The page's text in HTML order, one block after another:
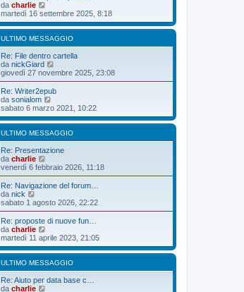
o
a
g
i
o
m
e
s
s
g
g
i
l
i
m
o
m
e
s
a
g
g
i
o
da charlie
e
d
i
u
l
t
i
m
o
m
e
s
a
g
g
i
martedì 16 settembre 2025, 8:18
ULTIMO MESSAGGIO
Re: File dentro cartella
da nickGiard
e
d
i
i
m
o
m
s
g
g
i
giovedì 27 novembre 2025, 23:08
Re: Writer2epub
da sonialom
e
d
i
u
l
t
m
o
m
s
a
g
g
i
o
sabato 6 marzo 2021, 10:22
ULTIMO MESSAGGIO
Re: Presentazione
da charlie
e
d
i
l
m
o
m
e
s
s
a
g
venerdì 6 febbraio 2026, 11:18
Re: Navigazione del forum…
da nick
e
d
i
u
i
m
o
m
e
sabato 1 agosto 2026, 22:22
Re: proposte di nuove fun…
da charlie
e
d
i
u
l
t
martedì 11 aprile 2023, 21:05
ULTIMO MESSAGGIO
Re: Aiuto per data base c…
da charlie